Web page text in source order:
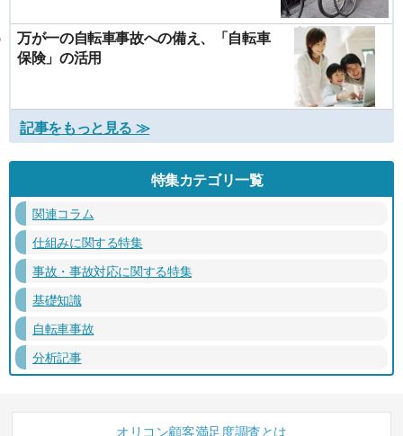
万が一の自転車事故への備え、「自転車
保険」の活用
記事をもっと見る ≫
特集カテゴリ一覧
関連コラム
仕組みに関する特集
事故・事故対応に関する特集
基礎知識
自転車事故
分析記事
オリコン顧客満足度調査とは